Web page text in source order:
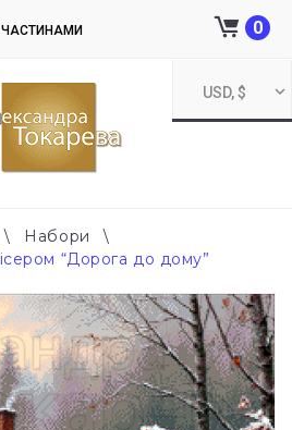
USD, $
0
\ Набори
\
“Дорога до дому”